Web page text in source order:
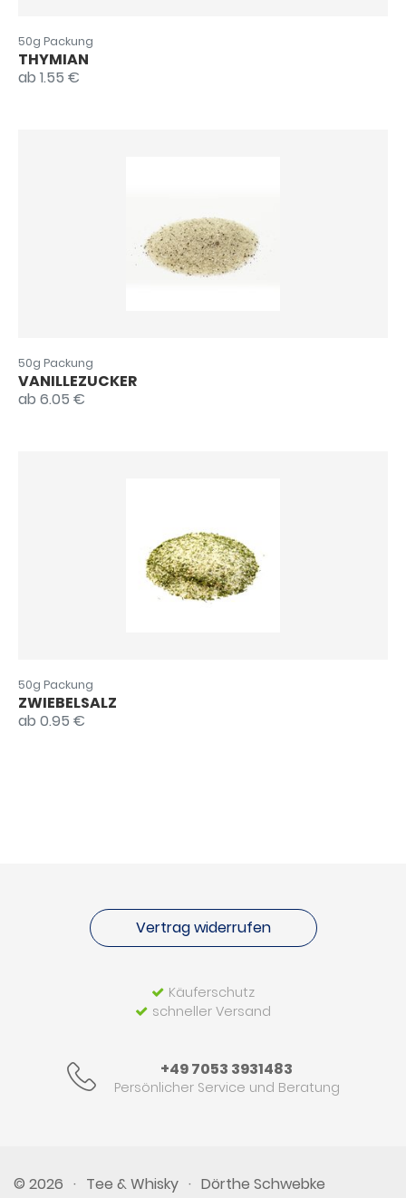
50g Packung
THYMIAN
ab 1.55 €
50g Packung
VANILLEZUCKER
ab 6.05 €
50g Packung
ZWIEBELSALZ
ab 0.95 €
Vertrag widerrufen
Käuferschutz
schneller Versand
+49 7053 3931483
Persönlicher Service und Beratung
© 2026 · Tee & Whisky · Dörthe Schwebke